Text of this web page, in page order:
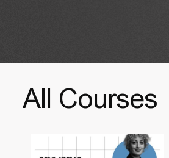
All Courses